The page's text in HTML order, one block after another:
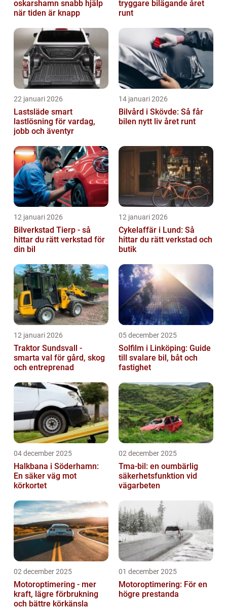
oskarshamn snabb hjälp
när tiden är knapp
tryggare bilägande året
runt
22 januari 2026
Lastsläde smart
lastlösning för vardag,
jobb och äventyr
14 januari 2026
Bilvård i Skövde: Så får
bilen nytt liv året runt
12 januari 2026
Bilverkstad Tierp - så
hittar du rätt verkstad för
din bil
12 januari 2026
Cykelaffär i Lund: Så
hittar du rätt verkstad och
butik
12 januari 2026
Traktor Sundsvall -
smarta val för gård, skog
och entreprenad
05 december 2025
Solfilm i Linköping: Guide
till svalare bil, båt och
fastighet
04 december 2025
Halkbana i Söderhamn:
En säker väg mot
körkortet
02 december 2025
Tma-bil: en oumbärlig
säkerhetsfunktion vid
vägarbeten
02 december 2025
Motoroptimering - mer
kraft, lägre förbrukning
och bättre körkänsla
01 december 2025
Motoroptimering: För en
högre prestanda